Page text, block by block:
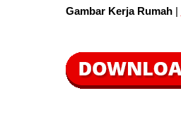
Gambar Kerja Rumah |